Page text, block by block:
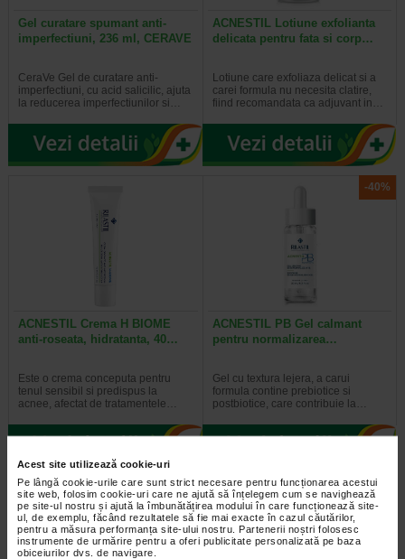
Acest site utilizează cookie-uri
Pe lângă cookie-urile care sunt strict necesare pentru funcționarea acestui
site web, folosim cookie-uri care ne ajută să înțelegem cum se navighează
pe site-ul nostru și ajută la îmbunătățirea modului în care funcționează site-
ul, de exemplu, făcând rezultatele să fie mai exacte în cazul căutărilor,
pentru a măsura performanța site-ului nostru. Partenerii noștri folosesc
instrumente de urmărire pentru a oferi publicitate personalizată pe baza
obiceiurilor dvs. de navigare.
Gel curatare spumant anti-
imperfectiuni, 236 ml, CERAVE
CeraVe Gel de curatare anti-
imperfectiuni, cu acid salicilic, ajuta
la reducerea imperfectiunilor si…
ACNESTIL Lotiune exfolianta
delicata pentru fata si corp…
Lotiune care exfoliaza delicat si a
carei formula nu necesita clatire,
fiind recomandata ca adjuvant in…
ACNESTIL Crema H BIOME
anti-roseata, hidratanta, 40…
Este o crema conceputa pentru
tenul sensibil si predispus la
acnee, afectat de tratamentele…
-40%
ACNESTIL PB Gel calmant
pentru normalizarea…
Gel cu textura lejera, a carui
formula contine prebiotice si
postbiotice, care contribuie la…
-40% Preț întreg: 55.90 Lei
Preț redus: 33.54 Lei